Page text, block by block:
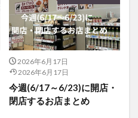
2026年6月17日
2026年6月17日
今週(6/17～6/23)に開店・
閉店するお店まとめ